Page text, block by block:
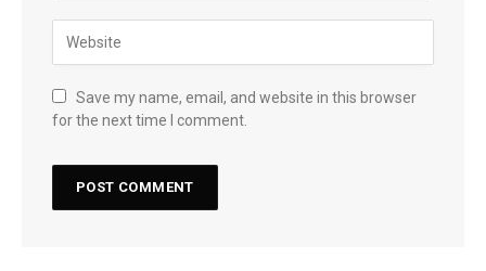
Save my name, email, and website in this browser
for the next time I comment.